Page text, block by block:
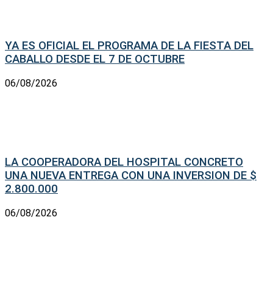
YA ES OFICIAL EL PROGRAMA DE LA FIESTA DEL
CABALLO DESDE EL 7 DE OCTUBRE
06/08/2026
LA COOPERADORA DEL HOSPITAL CONCRETO
UNA NUEVA ENTREGA CON UNA INVERSION DE $
2.800.000
06/08/2026